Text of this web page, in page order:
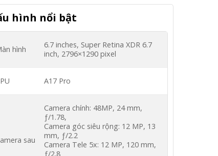
hình nổi bật
hình
6.7 inches, Super Retina XDR 6.7
inch, 2796×1290 pixel
A17 Pro
sau
Camera chính: 48MP, 24 mm,
ƒ/1.78,
Camera góc siêu rộng: 12 MP, 13
mm, ƒ/2.2
Camera Tele 5x: 12 MP, 120 mm,
ƒ/2.8